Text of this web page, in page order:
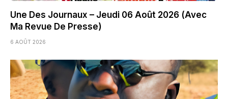
Une Des Journaux – Jeudi 06 Août 2026 (Avec
Ma Revue De Presse)
6 AOÛT 2026